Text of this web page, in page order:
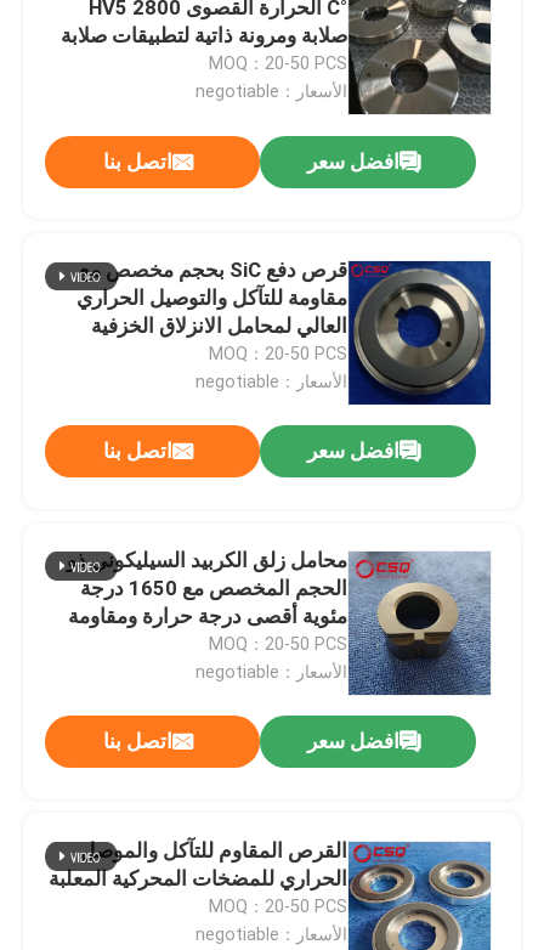
كرة كربيد السيليكون
كرة سيراميك زركونيا
نيتريد السيليكون واضعا الكرة
تحمل زركونيا السيراميك
الختم الميكانيكي
°C الحرارة القصوى 2800 HV5
صلابة ومرونة ذاتية لتطبيقات صلابة
عالية
MOQ：20-50 PCS
الأسعار：negotiable
افضل سعر اتصل بنا
قرص دفع SiC بحجم مخصص مع
مقاومة للتآكل والتوصيل الحراري
العالي لمحامل الانزلاق الخزفية
MOQ：20-50 PCS
الأسعار：negotiable
افضل سعر اتصل بنا
محامل زلق الكربيد السيليكوني ذو
الحجم المخصص مع 1650 درجة
مئوية أقصى درجة حرارة ومقاومة
التآكل للبيئات القاسية
MOQ：20-50 PCS
الأسعار：negotiable
افضل سعر اتصل بنا
القرص المقاوم للتآكل والموصل
الحراري للمضخات المحركية المعلبة
MOQ：20-50 PCS
الأسعار：negotiable